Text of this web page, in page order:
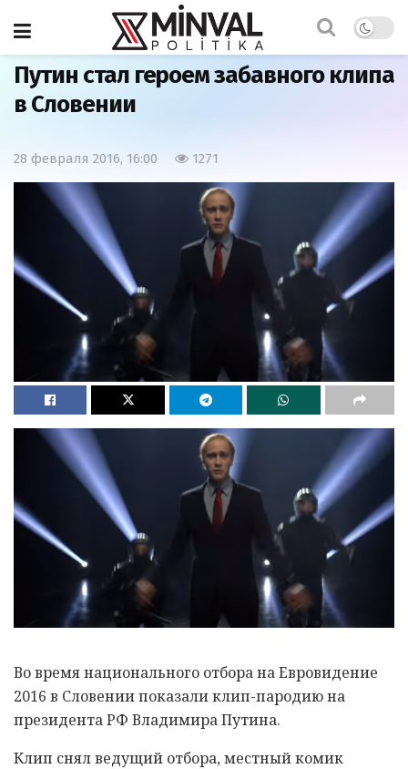
Главная
Путин стал героем забавного клипа
в Словении
28 февраля 2016, 16:00 1271
Во время национального отбора на Евровидение
2016 в Словении показали клип-пародию на
президента РФ Владимира Путина.
Клип снял ведущий отбора, местный комик